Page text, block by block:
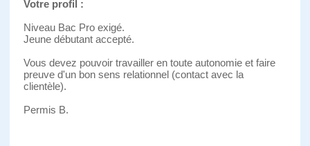
Votre profil :
Niveau Bac Pro exigé.
Jeune débutant accepté.
Vous devez pouvoir travailler en toute autonomie et faire
preuve d'un bon sens relationnel (contact avec la
clientèle).
Permis B.